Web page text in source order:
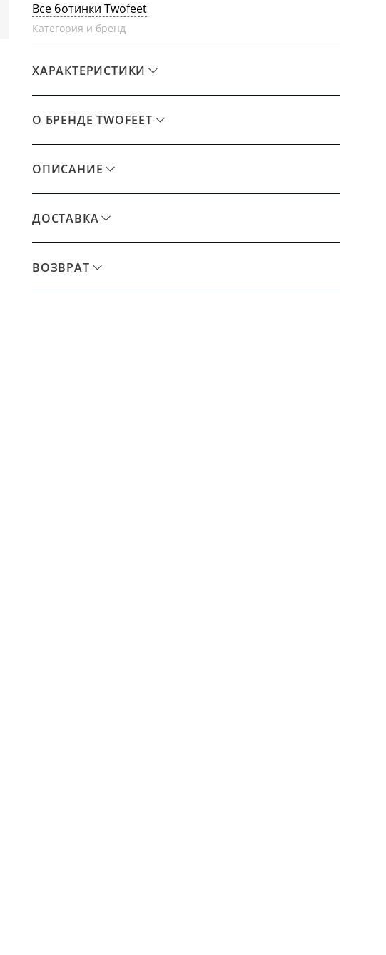
Все ботинки Twofeet
Категория и бренд
ХАРАКТЕРИСТИКИ
О БРЕНДЕ TWOFEET
ОПИСАНИЕ
ДОСТАВКА
ВОЗВРАТ